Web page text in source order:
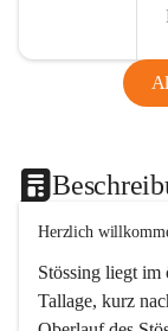
Herzlich
Stössing liegt im
Tallage, kurz